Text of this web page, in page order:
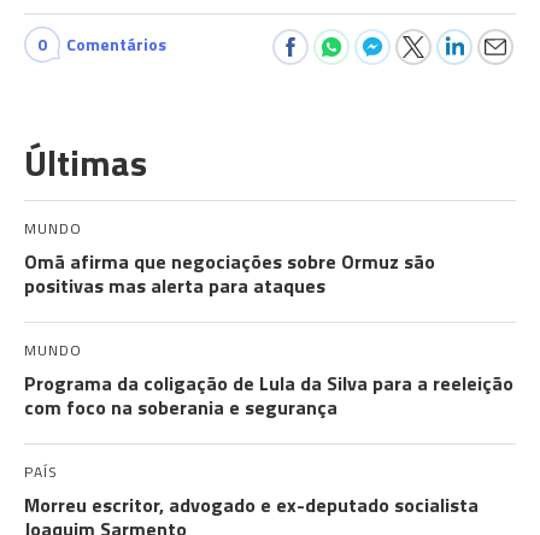
0 Comentários
Últimas
MUNDO
Omã afirma que negociações sobre Ormuz são
positivas mas alerta para ataques
MUNDO
Programa da coligação de Lula da Silva para a reeleição
com foco na soberania e segurança
PAÍS
Morreu escritor, advogado e ex-deputado socialista
Joaquim Sarmento